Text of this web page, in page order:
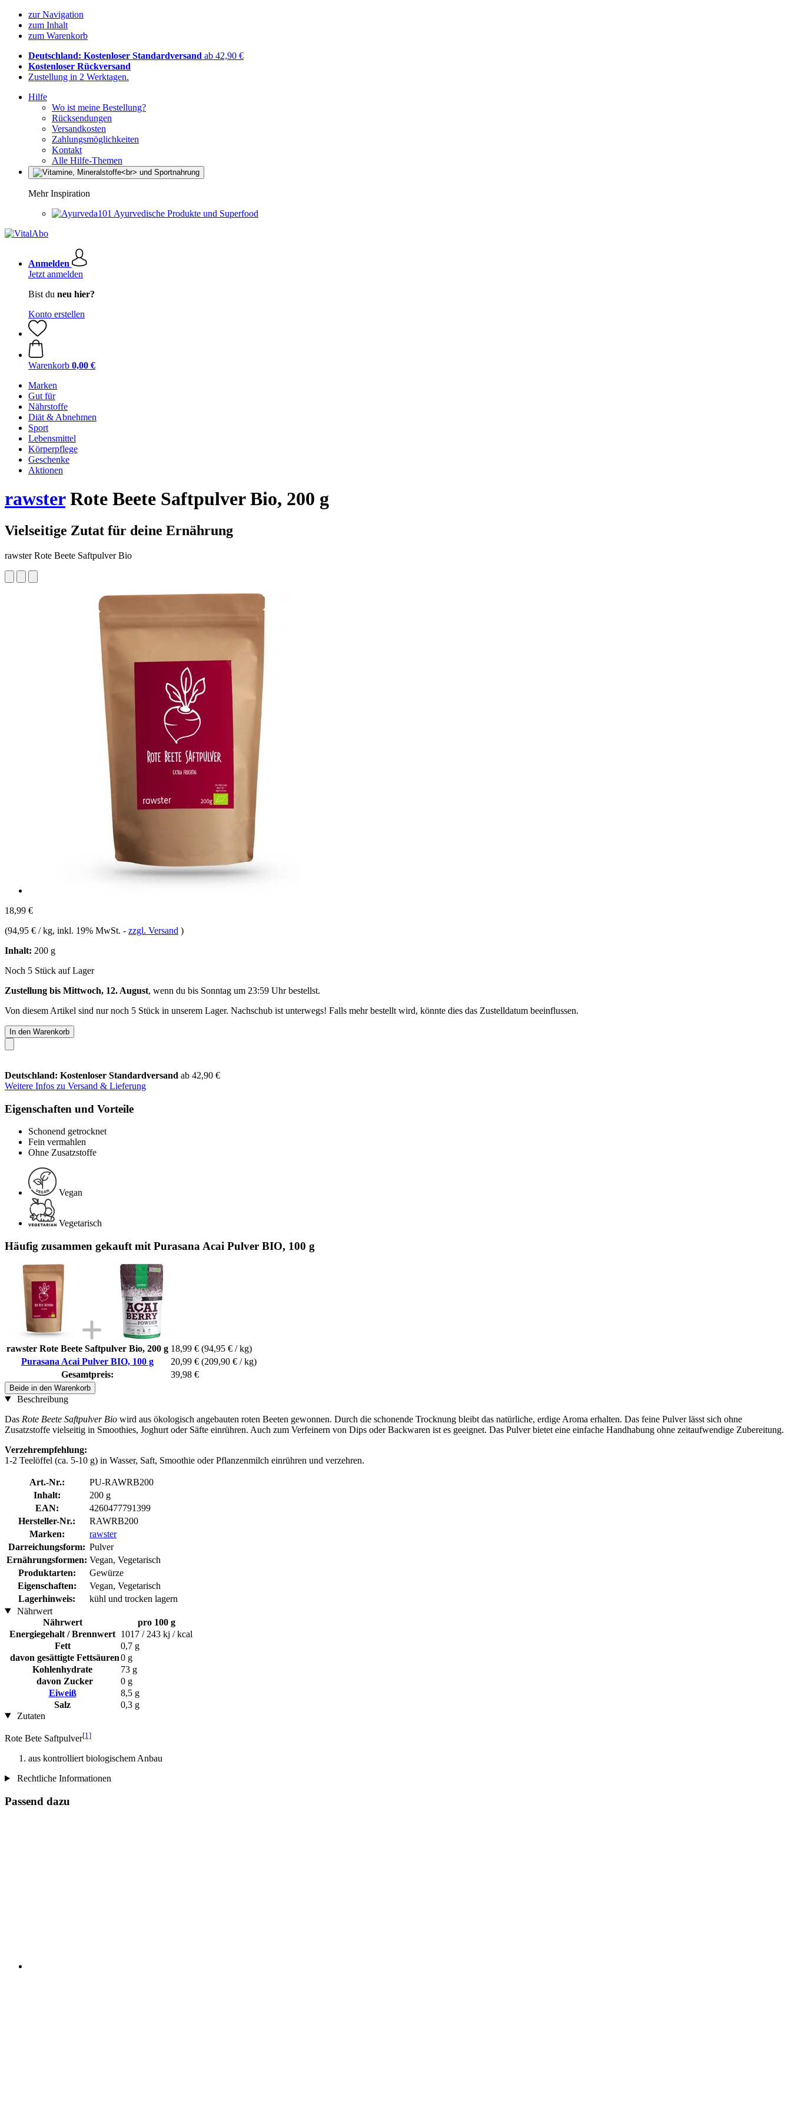
zur Navigation
zum Inhalt
zum Warenkorb
Deutschland: Kostenloser Standardversand ab 42,90 €
Kostenloser Rückversand
Zustellung in 2 Werktagen.
Hilfe
Wo ist meine Bestellung?
Rücksendungen
Versandkosten
Zahlungsmöglichkeiten
Kontakt
Alle Hilfe-Themen
Mehr Inspiration
Ayurvedische Produkte und Superfood
Anmelden
Jetzt anmelden
Bist du neu hier?
Konto erstellen
Warenkorb 0,00 €
Marken
Gut für
Nährstoffe
Diät & Abnehmen
Sport
Lebensmittel
Körperpflege
Geschenke
Aktionen
rawsterRote Beete Saftpulver Bio, 200 g
Vielseitige Zutat für deine Ernährung
rawster Rote Beete Saftpulver Bio
18,99 €
(94,95 € / kg, inkl. 19% MwSt. - zzgl. Versand )
Inhalt: 200 g
Noch 5 Stück auf Lager
Zustellung bis Mittwoch, 12. August, wenn du bis Sonntag um 23:59 Uhrbestellst.
Von diesem Artikel sind nur noch 5 Stück in unserem Lager. Nachschub ist unterwegs! Falls mehr bestellt wird, könnte dies das Zustelldatum beeinflussen.
In den Warenkorb
Deutschland: Kostenloser Standardversand ab 42,90 €
Weitere Infos zu Versand & Lieferung
Eigenschaften und Vorteile
Schonend getrocknet
Fein vermahlen
Ohne Zusatzstoffe
Vegan
Vegetarisch
Häufig zusammen gekauft mit Purasana Acai Pulver BIO, 100 g
rawster Rote Beete Saftpulver Bio, 200 g 18,99 € (94,95 € / kg)
Purasana Acai Pulver BIO, 100 g
20,99 € (209,90 € / kg)
Gesamtpreis:
39,98 €
Beide in den Warenkorb
Beschreibung
Das Rote Beete Saftpulver Bio wird aus ökologisch angebauten roten Beeten gewonnen. Durch die schonende Trocknung bleibt das natürliche, erdige Aroma erhalten. Das feine Pulver lässt sich ohne
Zusatzstoffe vielseitig in Smoothies, Joghurt oder Säfte einrühren. Auch zum Verfeinern von Dips oder Backwaren ist es geeignet. Das Pulver bietet eine einfache Handhabung ohne zeitaufwendige Zubereitung.
Verzehrempfehlung:
1-2 Teelöffel (ca. 5-10 g) in Wasser, Saft, Smoothie oder Pflanzenmilch einrühren und verzehren.
Art.-Nr.:
PU-RAWRB200
Inhalt:
200 g
EAN:
4260477791399
Hersteller-Nr.:
RAWRB200
Marken:
rawster
Darreichungsform: Pulver
Ernährungsformen: Vegan, Vegetarisch
Produktarten:
Gewürze
Eigenschaften:
Vegan, Vegetarisch
Lagerhinweis:
kühl und trocken lagern
Nährwert
Nährwert
pro 100 g
Energiegehalt / Brennwert 1017 / 243 kj / kcal
Fett
0,7 g
davon gesättigte Fettsäuren0 g
Kohlenhydrate
73 g
davon Zucker
0 g
Eiweiß
8,5 g
Salz
0,3 g
Zutaten
Rote Bete Saftpulver[1]
aus kontrolliert biologischem Anbau
Rechtliche Informationen
Passend dazu